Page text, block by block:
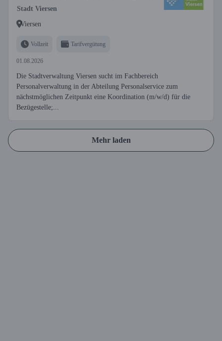
Stadt Viersen
Viersen
Vollzeit Tarifvergütung
01.08.2026
Die Stadtverwaltung Viersen sucht im Fachbereich
Personalverwaltung in der Abteilung Personalservice zum
nächstmöglichen Zeitpunkt eine Koordination (m/w/d) für die
Bezügestelle;...
Mehr laden